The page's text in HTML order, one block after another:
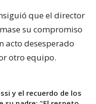
que el director
su compromiso
acto desesperado
otro equipo.
y el recuerdo de los